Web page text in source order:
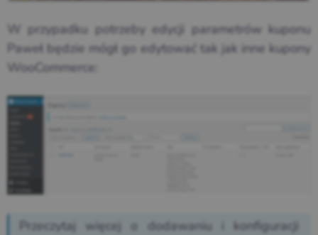
W przypadku potrzeby edycji parametrów kuponu
Paweł będzie mógł go edytować tak jak inne kupony
WooCommerce:
Przeczytaj więcej o dodawaniu i konfiguracji